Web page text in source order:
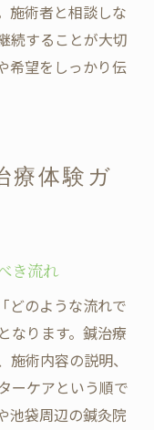
施術者と相談しな
続することが大切
希望をしっかり伝
療体験ガ
き流れ
どのような流れで
なります。鍼治療
術内容の説明、
ーケアという順で
池袋周辺の鍼灸院